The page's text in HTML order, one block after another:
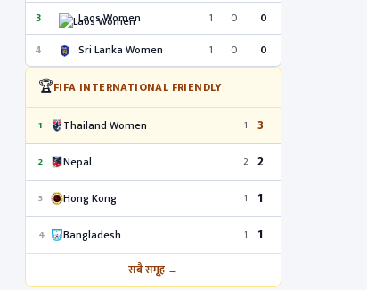
3
Laos Women 1 0
0
4
Sri Lanka Women 1 0 0
🏆FIFA INTERNATIONAL FRIENDLY
1 Thailand Women 1 3
2 Nepal 2 2
3 Hong Kong 1 1
4 Bangladesh 1 1
सबै समूह →